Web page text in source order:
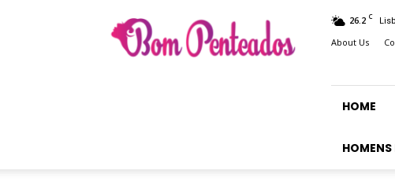
Penteados
26.2 C
About Us
HOME